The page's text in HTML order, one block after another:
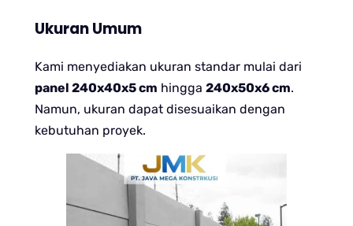
Ukuran Umum
Kami menyediakan ukuran standar mulai dari
panel 240x40x5 cm hingga 240x50x6 cm.
Namun, ukuran dapat disesuaikan dengan
kebutuhan proyek.